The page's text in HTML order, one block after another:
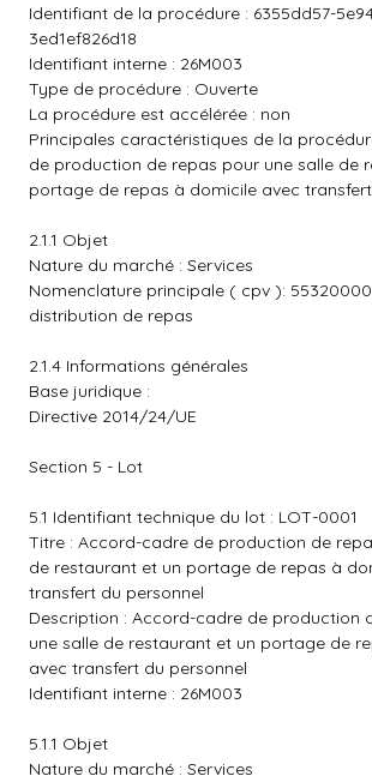
Identifiant de la procédure : 6355dd57-
3ed1ef826d18
Identifiant interne : 26M003
Type de procédure : Ouverte
La procédure est accélérée : non
Principales caractéristiques de la
de production de repas pour une salle de
portage de repas à domicile avec
2.1.1 Objet
Nature du marché : Services
Nomenclature principale ( cpv ):
distribution de repas
2.1.4 Informations générales
Base juridique :
Directive 2014/24/UE
Section 5 - Lot
5.1 Identifiant technique du lot : LOT-0001
Titre : Accord-cadre de production de
de restaurant et un portage de repas à
transfert du personnel
Description : Accord-cadre de production
une salle de restaurant et un portage de
avec transfert du personnel
Identifiant interne : 26M003
5.1.1 Objet
Nature du marché : Services